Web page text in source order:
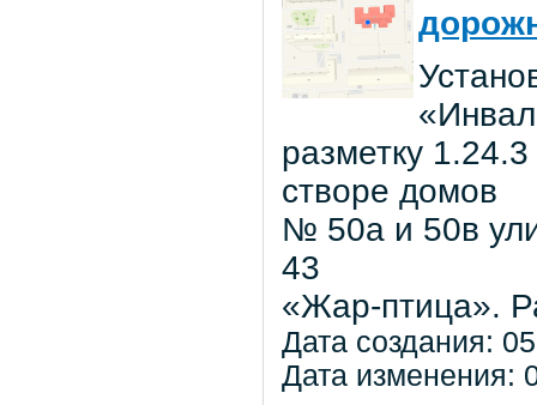
разметку
створе домов
№ 50а и 50в
43
«Жар-птица».
Дата создания:
Дата изменения: